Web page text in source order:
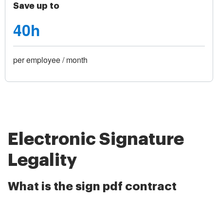
Save up to
40h
per employee / month
Electronic Signature
Legality
What is the sign pdf contract